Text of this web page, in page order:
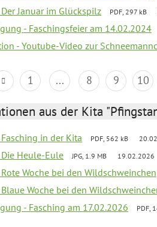
Januar im Glückspilz PDF, 297 kB
- Faschingsfeier am 14.02.2024
- Youtube-Video zur
1 ... 8 9 10
aus der Kita
in der Kita PDF, 562 kB
Heule-Eule JPG, 1.9 MB 19.02.2026
Woche bei den Wildschweinchen
Woche bei den
- Fasching am 17.02.2026 PDF,